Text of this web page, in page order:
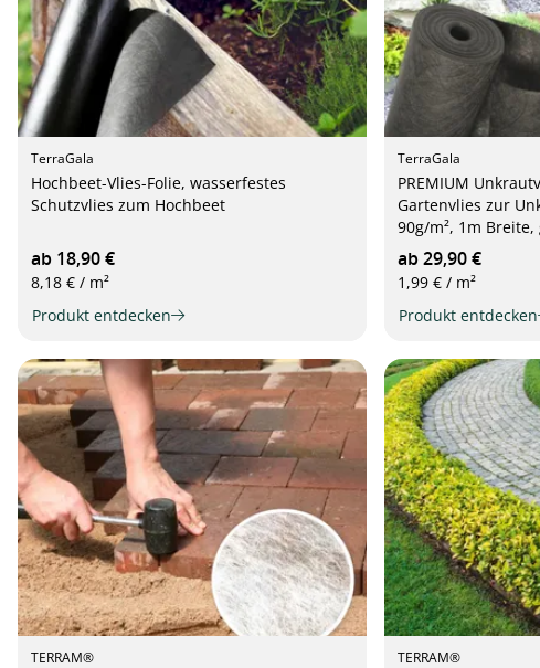
TerraGala
Hochbeet-Vlies-Folie, wasserfestes
Schutzvlies zum Hochbeet
ab 18,90 €
8,18 € / m²
Produkt entdecken
TerraGala
PREMIUM
Gartenvlies zur
90g/m², 1m Breite,
ab 29,90 €
1,99 € / m²
Produkt entdecken
TERRAM® TERRAM®